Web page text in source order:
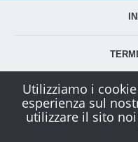
Utilizziamo i
esperienza sul
utilizzare il sito